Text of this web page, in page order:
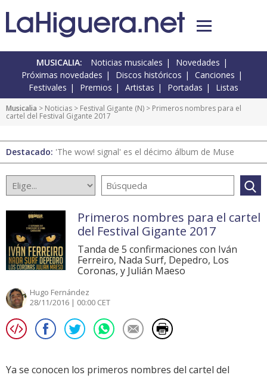
MUSICALIA: Noticias musicales
Novedades
Próximas novedades
Discos históricos
Canciones
Festivales
Premios Artistas Portadas Listas
Musicalia > Noticias > Festival Gigante (N) > Primeros nombres para el
cartel del Festival Gigante 2017
Destacado: 'The wow! signal' es el décimo álbum de Muse
Primeros nombres para el cartel
del Festival Gigante 2017
Tanda de 5 confirmaciones con Iván
Ferreiro, Nada Surf, Depedro, Los
Coronas, y Julián Maeso
Hugo Fernández
28/11/2016 | 00:00 CET
Ya se conocen los primeros nombres del cartel del